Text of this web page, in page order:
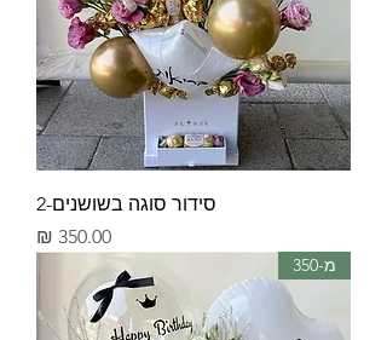
סידור סוגה בשושנים-2
מחיר
מ-350